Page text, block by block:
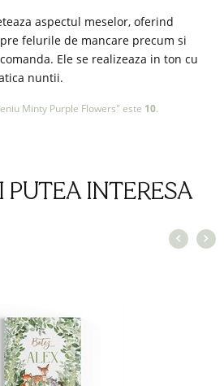
aspectul meselor, oferind
felurile de mancare precum si
Ele se realizeaza in ton cu
nuntii.
Minty Purple Flowers" este 10.
INTERESA